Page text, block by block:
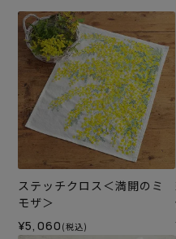
ステッチクロス＜満開のミ
モザ＞
¥5,060 (税込)